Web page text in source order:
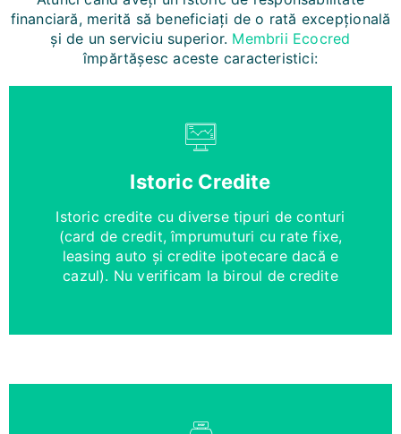
financiară, merită să beneficiați de o rată excepțională
și de un serviciu superior. Membrii Ecocred
împărtășesc aceste caracteristici:
Istoric Credite
Istoric credite cu diverse tipuri de conturi
(card de credit, împrumuturi cu rate fixe,
leasing auto și credite ipotecare dacă e
cazul). Nu verificam la biroul de credite